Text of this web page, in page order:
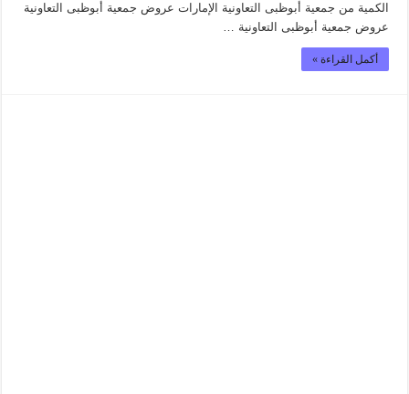
الكمية من جمعية أبوظبى التعاونية الإمارات عروض جمعية أبوظبى التعاونية
عروض جمعية أبوظبى التعاونية …
أكمل القراءة »